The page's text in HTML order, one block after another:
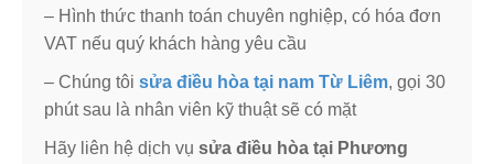
– Hình thức thanh toán chuyên nghiệp, có hóa đơn
VAT nếu quý khách hàng yêu cầu
– Chúng tôi sửa điều hòa tại nam Từ Liêm, gọi 30
phút sau là nhân viên kỹ thuật sẽ có mặt
Hãy liên hệ dịch vụ sửa điều hòa tại Phương